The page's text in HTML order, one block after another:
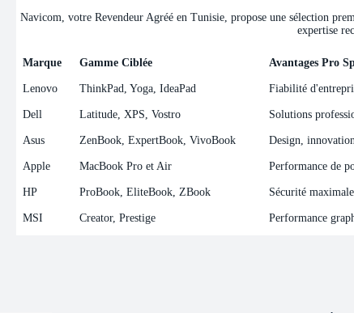
Navicom, votre Revendeur Agréé en Tunisie, propose une sélection
expertise
Marque Gamme Ciblée Avantages Pro
Marque
Gamme Ciblée Avantages Pro
Lenovo ThinkPad, Yoga, IdeaPad Fiabilité
Dell Latitude, XPS, Vostro Solutions
Asus ZenBook, ExpertBook, VivoBook Design,
Apple MacBook Pro et Air Performance de
HP ProBook, EliteBook, ZBook Sécurité
MSI Creator, Prestige Performance